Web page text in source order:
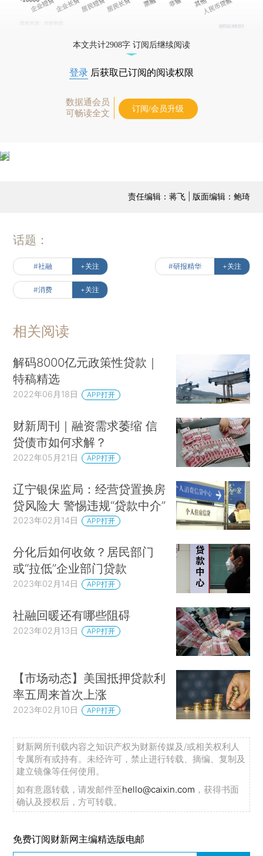
本文共计2908字 订阅后继续阅读
登录 后获取已订阅的阅读权限
数据通会员
可畅读全文
订阅/会员升级
责任编辑：蒋飞 | 版面编辑：鲍琦
话题：
#社融 +关注 #研报精华 +关注
#消费 +关注
相关阅读
解码8000亿元政策性贷款｜
特稿精选
2022年06月18日 APP打开
财新周刊｜融资需求萎缩 信
贷债市如何求解？
2022年05月21日 APP打开
辽宁银保监局：经营贷置换房
贷风险大 警惕违规“贷款中介”
2023年02月14日 APP打开
分化后如何收敛？居民部门
或“拉低”企业部门贷款
2023年02月14日 APP打开
社融回暖还有哪些阻碍
2023年02月13日 APP打开
【市场动态】美国抵押贷款利
率五周来首次上涨
2023年02月10日 APP打开
财新网所刊载内容之知识产权为财新传媒及/或相关权利人
专属所有或持有。未经许可，禁止进行转载、摘编、复制及
建立镜像等任何使用。
如有意愿转载，请发邮件至hello@caixin.com ，获得书面
确认及授权后，方可转载。
免费订阅财新网主编精选版电邮